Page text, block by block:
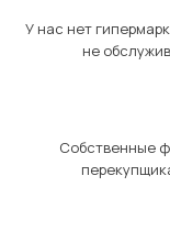
У нас нет
не
Собственные